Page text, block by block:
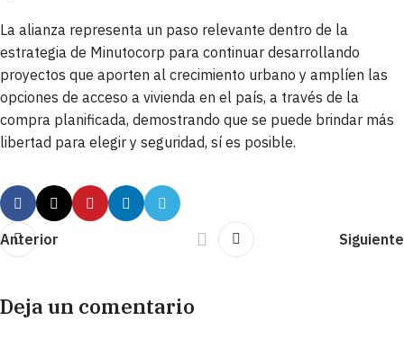
La alianza representa un paso relevante dentro de la
estrategia de Minutocorp para continuar desarrollando
proyectos que aporten al crecimiento urbano y amplíen las
opciones de acceso a vivienda en el país, a través de la
compra planificada, demostrando que se puede brindar más
libertad para elegir y seguridad, sí es posible.
Anterior Siguiente
Deja un comentario